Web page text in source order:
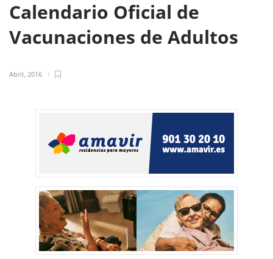
Calendario Oficial de
Vacunaciones de Adultos
Abril, 2016